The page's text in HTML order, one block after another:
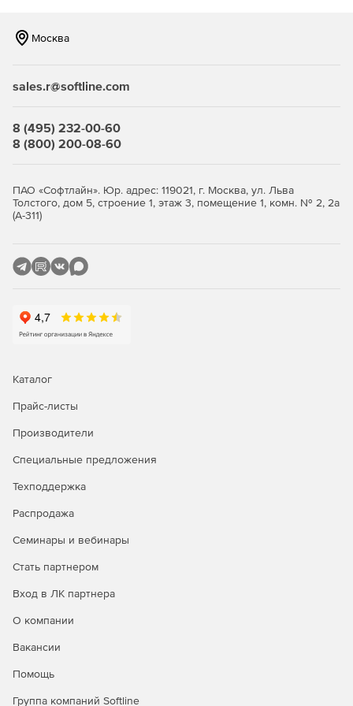
платформы «Интеллект».
безопасности дорожного движения и контроля
нарушения правил дорожного движения и собирать
информацию для анализа транспортных потоков и
«Face-Интеллект» – решение для мест массового
скопления людей, важных инфраструктурных
производить поиск похожих лиц в видеоархиве.
самообслуживания и множеством офисов.
Обеспечивает защиту сети банкоматов, терминалов и
видеоархивам по данным транзакций, а также
состояния и тревожных событий на объектах
контроля.
Москва
sales.r@softline.com
8 (495) 232-00-60
8 (800) 200-08-60
ПАО «Софтлайн». Юр. адрес: 119021, г. Москва, ул. Льва
Толстого, дом 5, строение 1, этаж 3, помещение 1, комн. № 2, 2а
(А-311)
Каталог
Прайс-листы
Производители
Специальные предложения
Техподдержка
Распродажа
Семинары и вебинары
Стать партнером
Вход в ЛК партнера
О компании
Вакансии
Помощь
Группа компаний Softline